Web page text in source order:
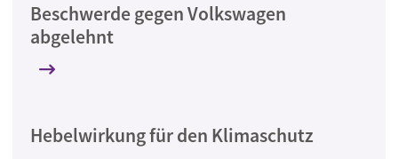
Beschwerde gegen Volkswagen
abgelehnt
Hebelwirkung für den Klimaschutz